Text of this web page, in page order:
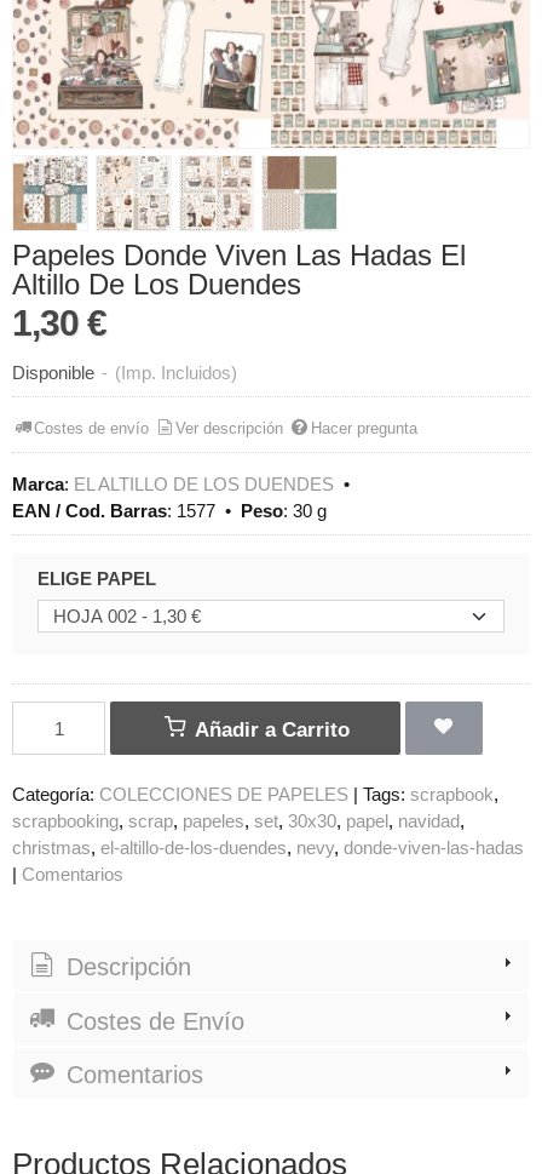
Papeles Donde Viven Las Hadas El
Altillo De Los Duendes
1,30 €
Disponible - (Imp. Incluidos)
Costes de envío Ver descripción Hacer pregunta
Marca: EL ALTILLO DE LOS DUENDES •
EAN / Cod. Barras: 1577 • Peso: 30 g
ELIGE PAPEL
Añadir a Carrito
Categoría: COLECCIONES DE PAPELES | Tags: scrapbook
scrapbooking scrap papeles set 30x30 papel navidad
christmas el-altillo-de-los-duendes nevy donde-viven-las-hadas
| Comentarios
Descripción
Costes de Envío
Comentarios
Productos Relacionados